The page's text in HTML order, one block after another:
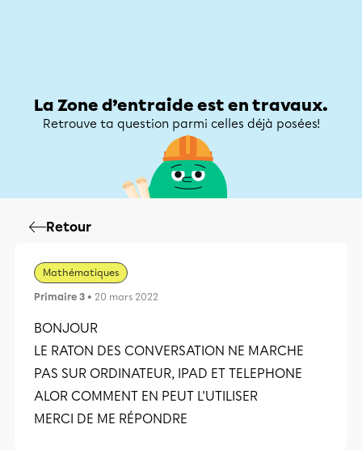
La Zone d’entraide est en travaux.
Retrouve ta question parmi celles déjà posées!
Retour
Mathématiques
Primaire 3 • 20 mars 2022
BONJOUR
LE RATON DES CONVERSATION NE MARCHE
PAS SUR ORDINATEUR, IPAD ET TELEPHONE
ALOR COMMENT EN PEUT L'UTILISER
MERCI DE ME RÉPONDRE